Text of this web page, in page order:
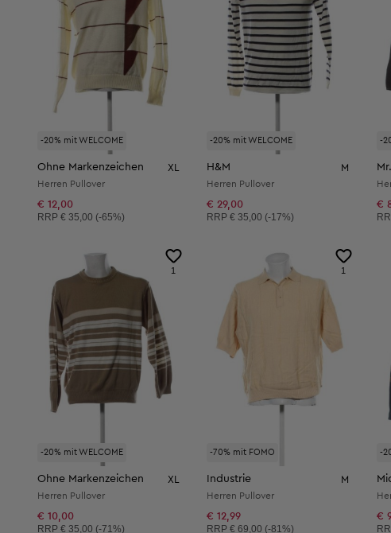
-20% mit WELCOME
Ohne Markenzeichen XL
Herren Pullover
€ 12,00
Unverbindliche Preisempfehlung:
RRP € 35,00 (-65%)
-20% mit WELCOME
H&M M
Herren Pullover
€ 29,00
Unverbindliche Preisempfehlung:
RRP€ 35,00 (-17%)
-
€
-20% mit WELCOME
1
Ohne Markenzeichen XL
Herren Pullover
€ 10,00
Unverbindliche Preisempfehlung:
RRP € 35,00 (-71%)
-70% mit FOMO
1
Industrie M
Herren Pullover
€ 12,99
Unverbindliche Preisempfehlung:
RRP€ 69,00 (-81%)
-
€